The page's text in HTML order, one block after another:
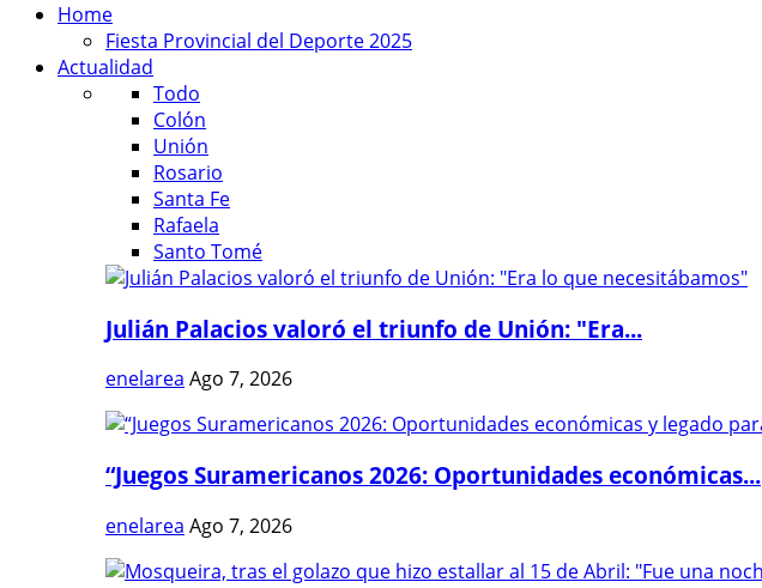
Home
Fiesta Provincial del Deporte 2025
Actualidad
Todo
Colón
Unión
Rosario
Santa Fe
Rafaela
Santo Tomé
Julián Palacios valoró el triunfo de Unión: "Era...
enelarea Ago 7, 2026
“Juegos Suramericanos 2026: Oportunidades económicas...
enelarea Ago 7, 2026